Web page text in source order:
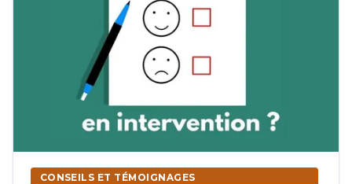
CONSEILS ET TÉMOIGNAGES